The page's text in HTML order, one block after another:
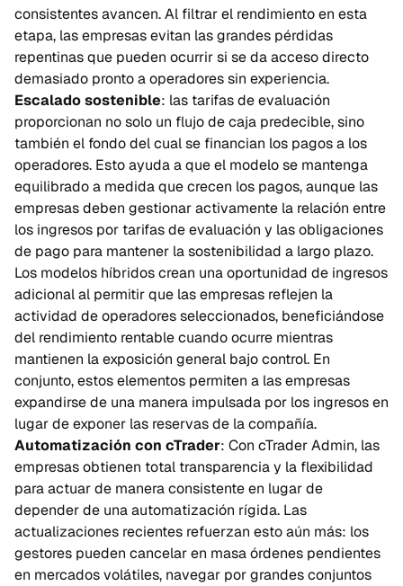
consistentes avancen. Al filtrar el rendimiento en esta
etapa, las empresas evitan las grandes pérdidas
repentinas que pueden ocurrir si se da acceso directo
demasiado pronto a operadores sin experiencia.
Escalado sostenible: las tarifas de evaluación
proporcionan no solo un flujo de caja predecible, sino
también el fondo del cual se financian los pagos a los
operadores. Esto ayuda a que el modelo se mantenga
equilibrado a medida que crecen los pagos, aunque las
empresas deben gestionar activamente la relación entre
los ingresos por tarifas de evaluación y las obligaciones
de pago para mantener la sostenibilidad a largo plazo.
Los modelos híbridos crean una oportunidad de ingresos
adicional al permitir que las empresas reflejen la
actividad de operadores seleccionados, beneficiándose
del rendimiento rentable cuando ocurre mientras
mantienen la exposición general bajo control. En
conjunto, estos elementos permiten a las empresas
expandirse de una manera impulsada por los ingresos en
lugar de exponer las reservas de la compañía.
Automatización con cTrader: Con cTrader Admin, las
empresas obtienen total transparencia y la flexibilidad
para actuar de manera consistente en lugar de
depender de una automatización rígida. Las
actualizaciones recientes refuerzan esto aún más: los
gestores pueden cancelar en masa órdenes pendientes
en mercados volátiles, navegar por grandes conjuntos